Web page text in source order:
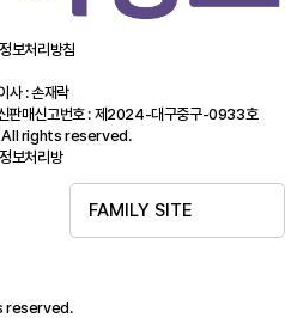
보처리방침
: 손재락
매신고번호 : 제2024-대구중구-0933호
rights reserved.
FAMILY SITE
보처리방
reserved.